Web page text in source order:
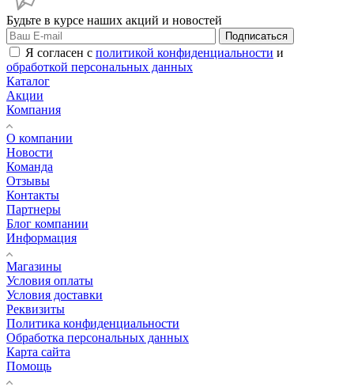
Будьте в курсе наших акций и новостей
Подписаться
Я согласен с политикой конфиденциальности и
обработкой персональных данных
Каталог
Акции
Компания
О компании
Новости
Команда
Отзывы
Контакты
Партнеры
Блог компании
Информация
Магазины
Условия оплаты
Условия доставки
Реквизиты
Политика конфиденциальности
Обработка персональных данных
Карта сайта
Помощь